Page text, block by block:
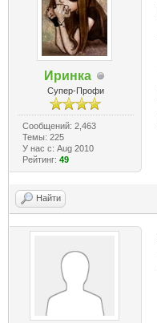
Иринка
Супер-Профи
Сообщений: 2,463
Темы: 225
У нас с: Aug 2010
Рейтинг: 49
Найти